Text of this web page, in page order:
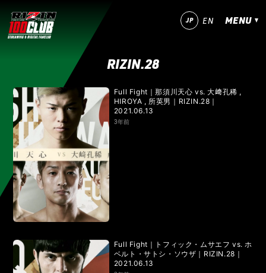
JP EN MENU
今すぐ登録！ ログイン
MATCHES
IZAの舞 SARABAの宴 平成最後のやれんのか！
RIZIN師走の超強者祭り
超RIZIN.4 真夏の喧嘩祭り
超RIZIN.2 超RIZIN
RIZIN.54 RIZIN.53 RIZIN.52 RIZIN.51
RIZIN.50 RIZIN DECADE【 雷神番外地 / RIZIN.49 】
RIZIN.28
Full Fight｜那須川天心 vs. 大﨑孔稀 ,
HIROYA , 所英男｜RIZIN.28｜
2021.06.13
3年前
Full Fight｜トフィック・ムサエフ vs. ホ
ベルト・サトシ・ソウザ｜RIZIN.28｜
2021.06.13